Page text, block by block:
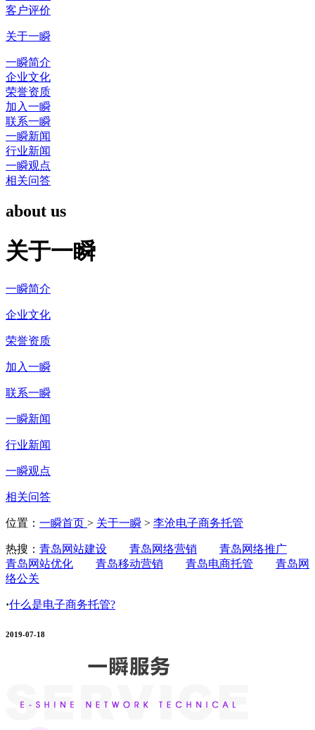
客户评价
关于一瞬
一瞬简介
企业文化
荣誉资质
加入一瞬
联系一瞬
一瞬新闻
行业新闻
一瞬观点
相关问答
about us
关于一瞬
一瞬简介
企业文化
荣誉资质
加入一瞬
联系一瞬
一瞬新闻
行业新闻
一瞬观点
相关问答
位置： 一瞬首页 > 关于一瞬 > 李沧电子商务托管
热搜： 青岛网站建设 青岛网络营销
青岛网络推广
青岛网站优化
青岛移动营销 青岛电商托管
青岛网
络公关
·什么是电子商务托管?
2019-07-18